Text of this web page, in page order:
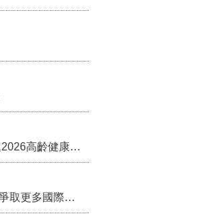
苗栗農村綠色照顧成果登上全國舞台！ 後龍水尾、埔頂社區前進2026高齡健康產業博覽會